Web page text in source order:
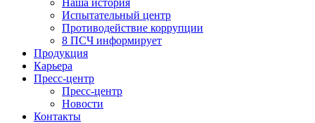
Наша история
Испытательный центр
Противодействие коррупции
8 ПСЧ информирует
Продукция
Карьера
Пресс-центр
Пресс-центр
Новости
Контакты